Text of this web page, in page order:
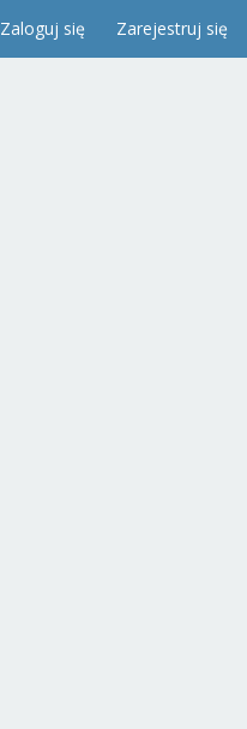
Zaloguj się Zarejestruj się